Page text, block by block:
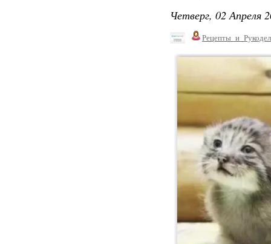
Четверг, 02 Апреля